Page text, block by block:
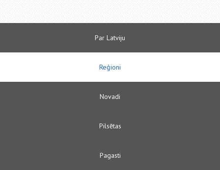
Par Latviju
Reģioni
Novadi
Pilsētas
Pagasti